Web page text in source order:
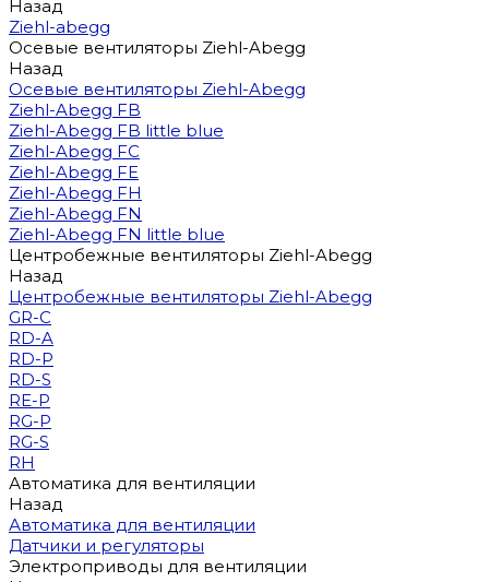
Назад
Ziehl-abegg
Осевые вентиляторы Ziehl-Abegg
Назад
Осевые вентиляторы Ziehl-Abegg
Ziehl-Abegg FB
Ziehl-Abegg FB little blue
Ziehl-Abegg FC
Ziehl-Abegg FE
Ziehl-Abegg FH
Ziehl-Abegg FN
Ziehl-Abegg FN little blue
Центробежные вентиляторы Ziehl-Abegg
Назад
Центробежные вентиляторы Ziehl-Abegg
GR-C
RD-A
RD-P
RD-S
RE-P
RG-P
RG-S
RH
Автоматика для вентиляции
Назад
Автоматика для вентиляции
Датчики и регуляторы
Электроприводы для вентиляции